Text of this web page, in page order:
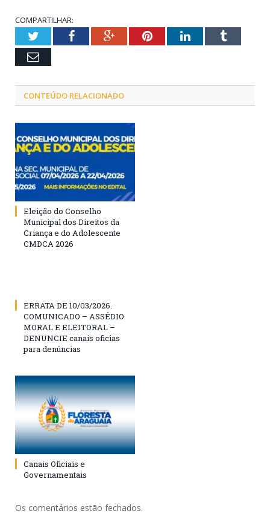
COMPARTILHAR:
TwitterFacebookGoogle+PinterestLinkedInTumblr
Email
CONTEÚDO RELACIONADO
Eleição do Conselho
Municipal dos Direitos da
Criança e do Adolescente
CMDCA 2026
ERRATA DE 10/03/2026.
COMUNICADO – ASSÉDIO
MORAL E ELEITORAL –
DENUNCIE canais oficias
para denúncias
Canais Oficiais e
Governamentais
Os comentários estão fechados.